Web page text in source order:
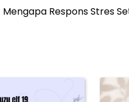
Mengapa Respons Stres